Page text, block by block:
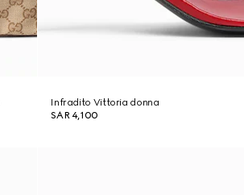
Infradito Vittoria donna
SAR 4,100